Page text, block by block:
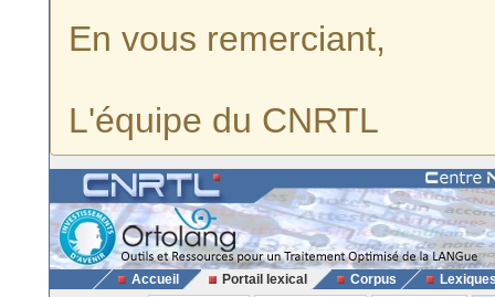
En vous remerciant,
L'équipe du CNRTL
Accueil Portail lexical Corpus